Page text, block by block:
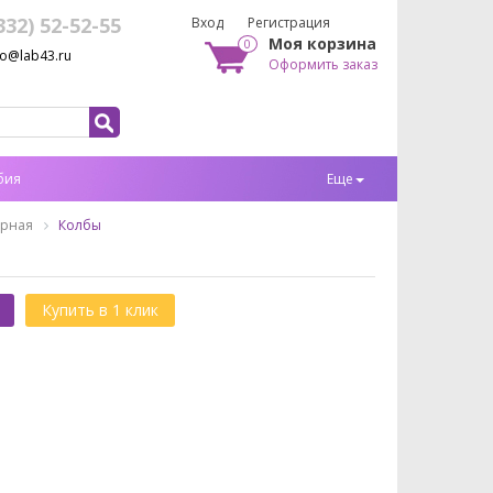
52-52-55 Вход Регистрация
0 Моя корзина
Оформить заказ
Еще
Колбы
Купить в 1 клик